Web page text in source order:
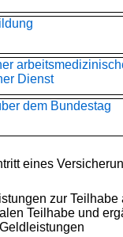
Dienst
dem Bundestag
eines
zur Teilhabe
Teilhabe und